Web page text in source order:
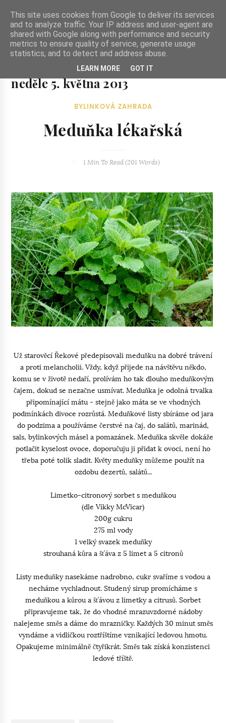
Ze zahrady do kuchyně
Ze zahrady do kuchyně...inspirativní vegetariánské recepty
a skvělé jídlo.
neděle 5. května 2013
BYLINKOVÁ ZAHRADA
Meduňka lékařská
1 Min To Read (201 Words)
Už starověcí Řekové předepisovali meduňku na dobré trávení
a proti melancholii. Vždy, když přijede na návštěvu někdo,
komu se v životě nedaří, prolívám ho tak dlouho meduňkovým
čajem, dokud se nezačne usmívat. Meduňka je odolná trvalka
připomínající mátu - stejně jako máta se ve vhodných
podmínkách divoce rozrůstá. Meduňkové listy sbíráme od jara
do podzima a používáme čerstvé na čaj, do salátů, marinád,
sals, bylinkových másel a pomazánek. Meduňka skvěle dokáže
potlačit kyselost ovoce, doporučuju ji přidat k ovoci, není ho
třeba poté tolik sladit. Květy meduňky můžeme použít na
ozdobu dezertů, salátů...
Limetko-citronový sorbet s meduňkou
(dle Vikky McVicar)
200g cukru
275 ml vody
1 velký svazek meduňky
strouhaná kůra a šťáva z 5 limet a 5 citronů
Listy meduňky nasekáme nadrobno, cukr svaříme s vodou a
necháme vychladnout. Studený sirup promícháme s
meduňkou a kůrou a šťávou z limetky a citrusů. Sorbet
připravujeme tak, že do vhodné mrazuvzdorné nádoby
nalejeme směs a dáme do mrazničky. Každých 30 minut směs
vyndáme a vidličkou roztříštíme vznikající ledovou hmotu.
Opakujeme minimálně čtyřikrát. Směs tak získá konzistenci
ledové tříště.
This site uses cookies from Google to deliver its services
and to analyze traffic. Your IP address and user-agent are
shared with Google along with performance and security
metrics to ensure quality of service, generate usage
statistics, and to detect and address abuse.
LEARN MORE GOT IT